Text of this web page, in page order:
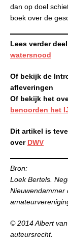
dan op doel
boek over de
Lees verder
watersnood
Of bekijk de
afleveringen
Of bekijk het
benoorden het
Dit artikel is
over DWV
Bron:
Loek Bertels.
Nieuwendammer
© 2014 Albert
auteursrecht.